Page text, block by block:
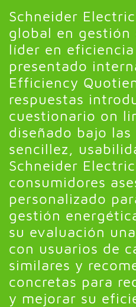
Schneider
global en gestión
líder en
presentado
Efficiency
respuestas
cuestionario on
diseñado bajo las
sencillez,
Schneider
consumidores
personalizado
gestión
su evaluación
con usuarios de
similares y
concretas para
y mejorar su